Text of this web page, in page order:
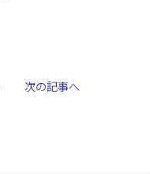
次の記事へ